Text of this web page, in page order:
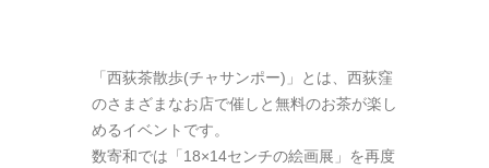
「西荻茶散歩(チャサンポー)」とは、西荻窪
のさまざまなお店で催しと無料のお茶が楽し
めるイベントです。
数寄和では「 18×14センチの絵画展 」を再度